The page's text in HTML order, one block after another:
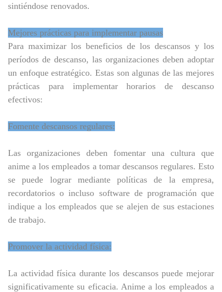
sintiéndose renovados.
Mejores prácticas para implementar pausas
Para maximizar los beneficios de los descansos y los
períodos de descanso, las organizaciones deben adoptar
un enfoque estratégico. Estas son algunas de las mejores
prácticas para implementar horarios de descanso
efectivos:
Fomente descansos regulares:
Las organizaciones deben fomentar una cultura que
anime a los empleados a tomar descansos regulares. Esto
se puede lograr mediante políticas de la empresa,
recordatorios o incluso software de programación que
indique a los empleados que se alejen de sus estaciones
de trabajo.
Promover la actividad física:
La actividad física durante los descansos puede mejorar
significativamente su eficacia. Anime a los empleados a